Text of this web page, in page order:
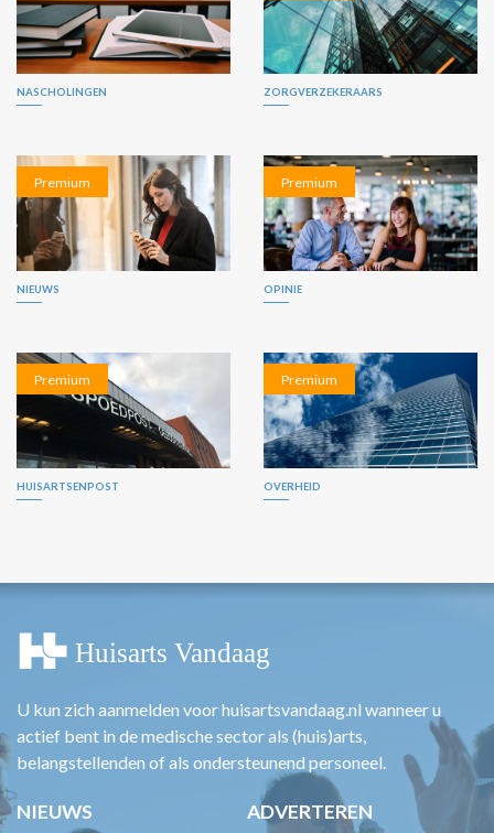
NASCHOLINGEN ZORGVERZEKERAARS
Premium
NIEUWS
Premium
OPINIE
Premium
HUISARTSENPOST
Premium
OVERHEID
U kun zich aanmelden voor huisartsvandaag.nl wanneer u
actief bent in de medische sector als (huis)arts,
belangstellenden of als ondersteunend personeel.
NIEUWS ADVERTEREN